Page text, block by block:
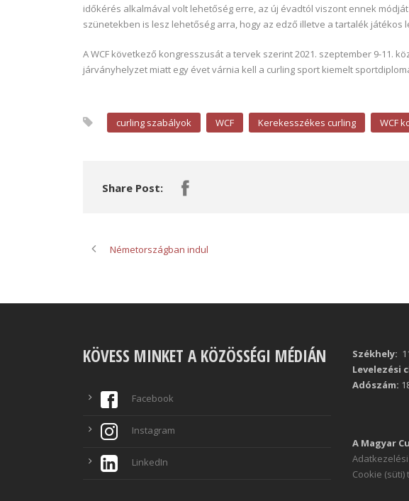
időkérés alkalmával volt lehetőség erre, az új évadtól viszont ennek
szünetekben is lesz lehetőség arra, hogy az edző illetve a tartalék játékos
A WCF következő kongresszusát a tervek szerint 2021. szeptember 9-11.
járványhelyzet miatt egy évet várnia kell a curling sport kiemelt
curling szabályok WCF Kerekesszékes curling WCF
Share Post:
Németországban indul
KÖVESS MINKET A KÖZÖSSÉGI MÉDIÁN
Facebook
Instagram
LinkedIn
Székhely:
Levelezési
Adószám:
A Magyar
Cookie